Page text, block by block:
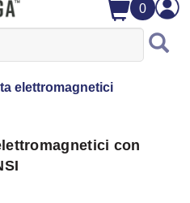
0
elettromagnetici
con